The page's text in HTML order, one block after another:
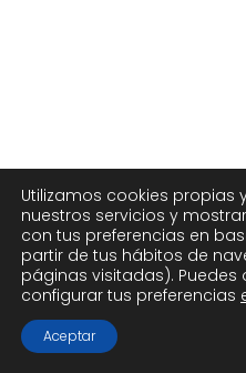
Utilizamos cookies propias
nuestros servicios y
con tus preferencias en
partir de tus hábitos de
páginas visitadas).
configurar tus preferencias
Aceptar